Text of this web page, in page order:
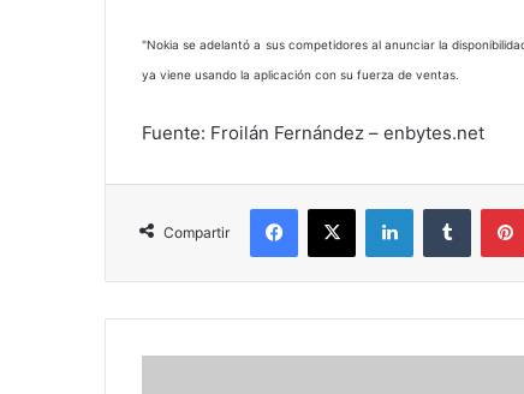
"Nokia se adelantó a sus competidores al anunciar la
ya viene usando la aplicación con su fuerza de ventas.
Fuente: Froilán Fernández – enbytes.net
Compartir
Facebook
X LinkedInTumblr